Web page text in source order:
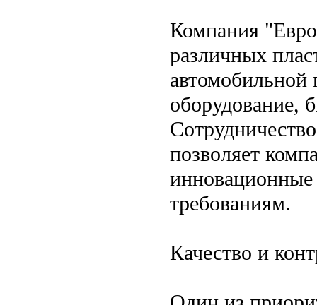
Компания
различных
оборудование,
позволяет
требованиям.
Качество и